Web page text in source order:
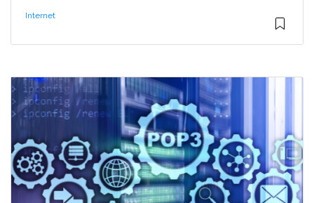
Internet